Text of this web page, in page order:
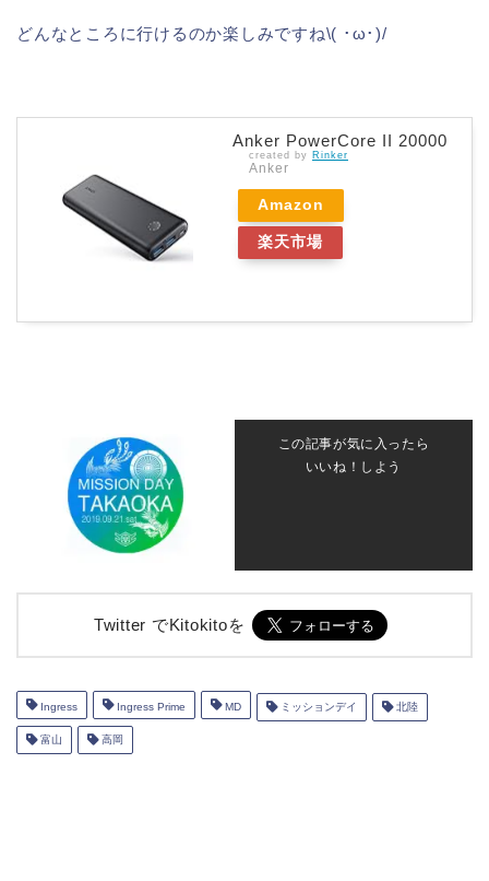
どんなところに行けるのか楽しみですね\( ･ω･)/
Anker PowerCore II 20000
created by Rinker
Anker
Amazon
楽天市場
この記事が気に入ったら
いいね！しよう
Twitter でKitokitoを
Ingress Ingress Prime MD ミッションデイ 北陸
富山 高岡